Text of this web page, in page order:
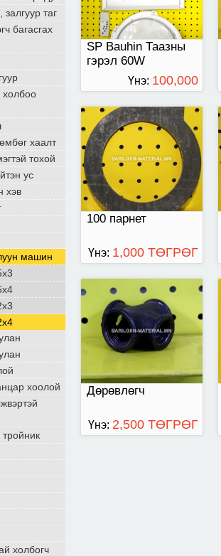
залгуур таг
багасгах
холбоо
хаалт
тохой
ус
хэв
машин
хоолой
тройник
холбогч
SP Bauhin Таазны
гэрэл 60W
Үнэ: 100,000
ТӨГРӨГ
140,000
төгрөг
100 парнет
Үнэ: 1,000 ТӨГРӨГ
Дөрөвлөгч
ширмэн дөрөвлөгч 25
тай
Үнэ: 2,500 ТӨГРӨГ